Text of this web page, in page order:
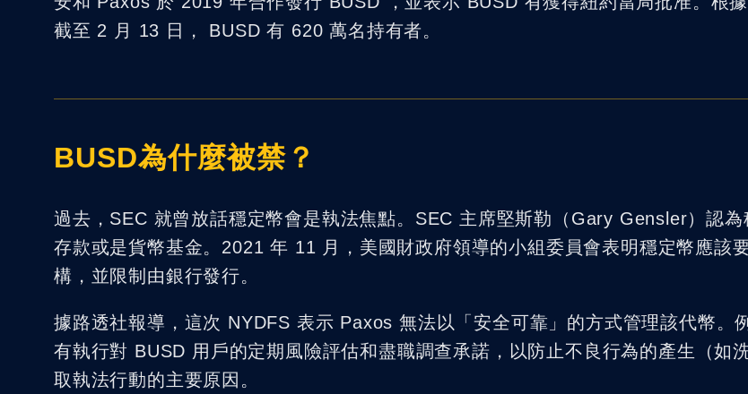
截至 2 月 13 日， BUSD 有 620 萬名持有者。
BUSD為什麼被禁？
過去，SEC 就曾放話穩定幣會是執法焦點。SEC 主席堅斯勒（Gary Gensler）認
存款或是貨幣基金。2021 年 11 月，美國財政府領導的小組委員會表明穩定幣應該
構，並限制由銀行發行。
據路透社報導，這次 NYDFS 表示 Paxos 無法以「安全可靠」的方式管理該代幣。
有執行對 BUSD 用戶的定期風險評估和盡職調查承諾，以防止不良行為的產生（如
取執法行動的主要原因。